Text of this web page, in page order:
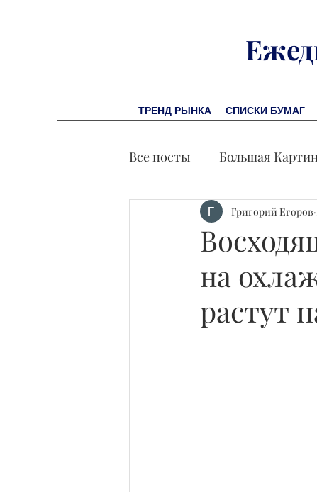
ТРЕНД РЫНКА СПИСКИ БУМАГ
Все посты Большая
Заметки финсоветника
Лидеры И Успех
на
растут
Григорий Егоров